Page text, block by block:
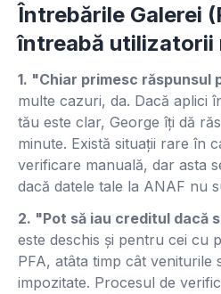
Întrebările Galerei
întreabă utilizatorii
1. "Chiar primesc răspunsul
multe cazuri, da. Dacă aplici
tău este clar, George îți dă
minute. Există situații rare în
verificare manuală, dar asta
dacă datele tale la ANAF nu
2. "Pot să iau creditul dacă
este deschis și pentru cei cu
PFA, atâta timp cât veniturile
impozitate. Procesul de